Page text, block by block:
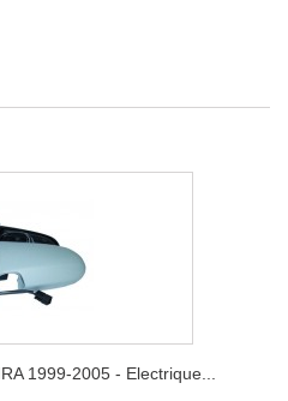
1999-2005 - Electrique...